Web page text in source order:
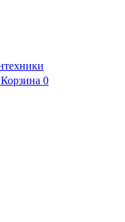
Корзина 0